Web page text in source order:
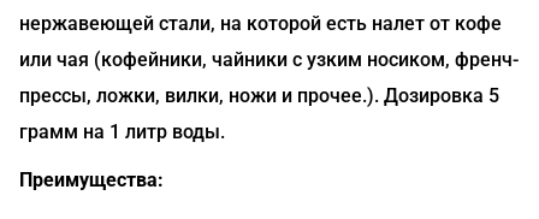
нержавеющей стали, на которой есть налет от кофе
или чая (кофейники, чайники с узким носиком, френч-
прессы, ложки, вилки, ножи и прочее.). Дозировка 5
грамм на 1 литр воды.
Преимущества: